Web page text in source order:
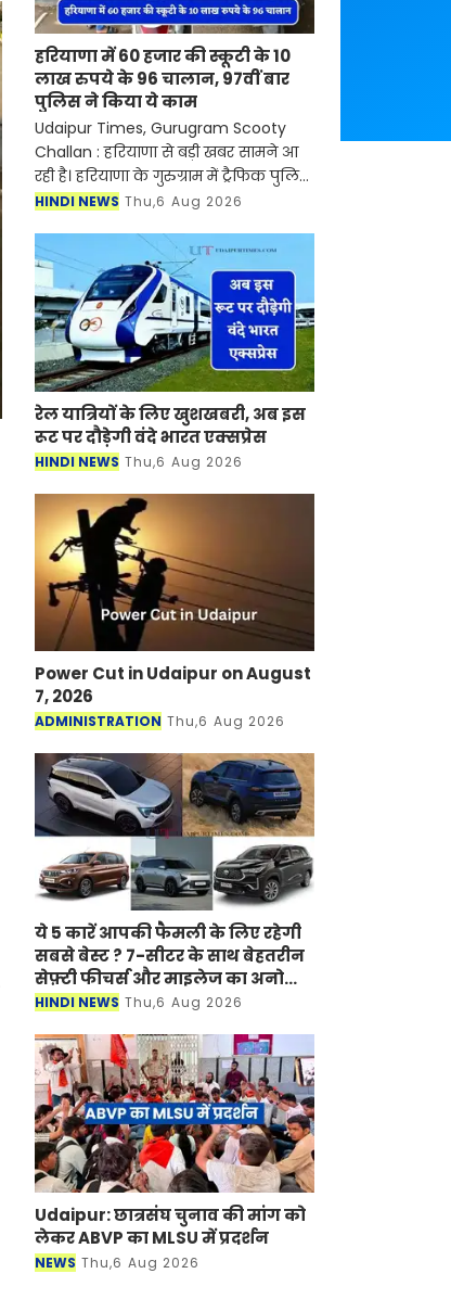
हरियाणा में 60 हजार की स्कूटी के 10
लाख रुपये के 96 चालान, 97वीं बार
पुलिस ने किया ये काम
Udaipur Times, Gurugram Scooty
Challan : हरियाणा से बड़ी खबर सामने आ
रही है। हरियाणा के गुरुग्राम में ट्रैफिक पुलिस
ने नियमों की लगातार अनदेखी करने वाले
लिया गया है।
HINDI NEWS Thu,6 Aug 2026
रेल यात्रियों के लिए खुशखबरी, अब इस
रूट पर दौड़ेगी वंदे भारत एक्‍सप्रेस
HINDI NEWS Thu,6 Aug 2026
Power Cut in Udaipur on August
7, 2026
ADMINISTRATION Thu,6 Aug 2026
ये 5 कारें आपकी फैमली के लिए रहेगी
सबसे बेस्ट ? 7-सीटर के साथ बेहतरीन
सेफ़्टी फीचर्स और माइलेज का अनोखा
अंदाज
HINDI NEWS Thu,6 Aug 2026
Udaipur: छात्रसंघ चुनाव की मांग को
लेकर ABVP का MLSU में प्रदर्शन
NEWS Thu,6 Aug 2026